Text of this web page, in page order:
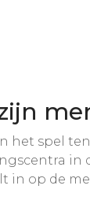
het spel
in
in op de